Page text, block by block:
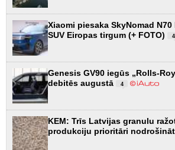
Xiaomi piesaka SkyNomad N70
SUV Eiropas tirgum (+ FOTO)
4
Genesis GV90 iegūs „Rolls-
debitēs augustā
4
KEM: Trīs Latvijas granulu
produkciju prioritāri